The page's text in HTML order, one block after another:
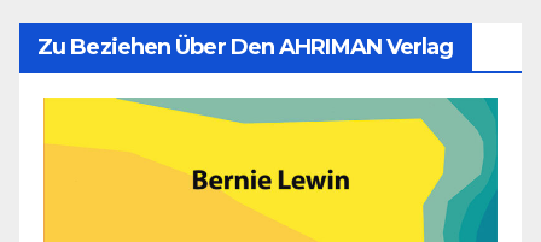
Zu Beziehen Über Den AHRIMAN Verlag